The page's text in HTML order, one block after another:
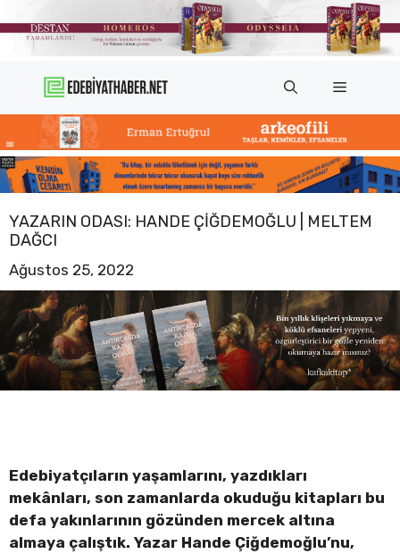
atla
Menü
YAZARIN ODASI: HANDE ÇIĞDEMOĞLU | MELTEM
DAĞCI
Ağustos 25, 2022
Edebiyatçıların yaşamlarını, yazdıkları
mekânları, son zamanlarda okuduğu kitapları bu
defa yakınlarının gözünden mercek altına
almaya çalıştık. Yazar Hande Çiğdemoğlu’nu,